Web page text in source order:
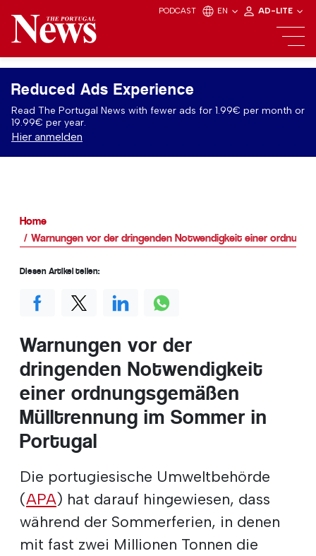
PODCAST EN AD-LITE
Reduced Ads Experience
Read The Portugal News with fewer ads for 1.99€ per month or
19.99€ per year.
Hier anmelden
Home
Warnungen vor der dringenden Notwendigkeit einer
Warnungen vor der
dringenden Notwendigkeit
einer ordnungsgemäßen
Mülltrennung im Sommer in
Portugal
Die portugiesische Umweltbehörde
(APA) hat darauf hingewiesen, dass
während der Sommerferien, in denen
mit fast zwei Millionen Tonnen die
Diesen Artikel teilen: